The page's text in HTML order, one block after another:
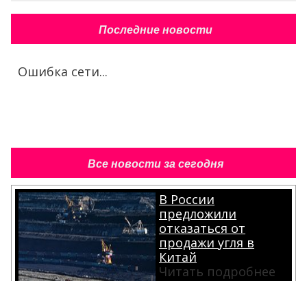
Последние новости
Ошибка сети...
Все новости за сегодня
В России
предложили
отказаться от
продажи угля в
Китай
Читать подробнее